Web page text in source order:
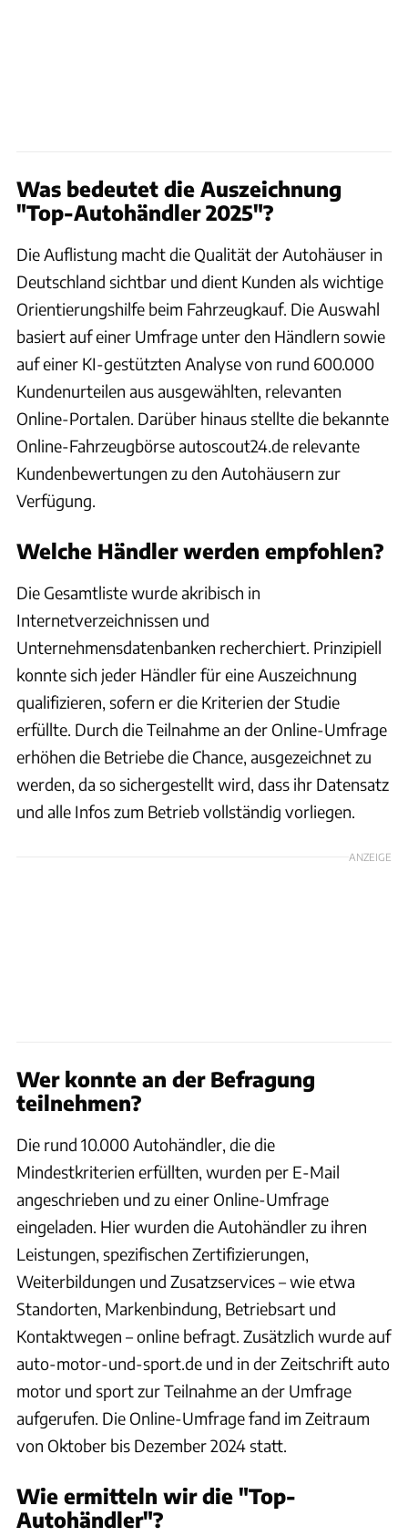
Was bedeutet die Auszeichnung
"Top-Autohändler 2025"?
Die Auflistung macht die Qualität der Autohäuser in
Deutschland sichtbar und dient Kunden als wichtige
Orientierungshilfe beim Fahrzeugkauf. Die Auswahl
basiert auf einer Umfrage unter den Händlern sowie
auf einer KI-gestützten Analyse von rund 600.000
Kundenurteilen aus ausgewählten, relevanten
Online-Portalen. Darüber hinaus stellte die bekannte
Online-Fahrzeugbörse autoscout24.de relevante
Kundenbewertungen zu den Autohäusern zur
Verfügung.
Welche Händler werden empfohlen?
Die Gesamtliste wurde akribisch in
Internetverzeichnissen und
Unternehmensdatenbanken recherchiert. Prinzipiell
konnte sich jeder Händler für eine Auszeichnung
qualifizieren, sofern er die Kriterien der Studie
erfüllte. Durch die Teilnahme an der Online-Umfrage
erhöhen die Betriebe die Chance, ausgezeichnet zu
werden, da so sichergestellt wird, dass ihr Datensatz
und alle Infos zum Betrieb vollständig vorliegen.
ANZEIGE
Wer konnte an der Befragung
teilnehmen?
Die rund 10.000 Autohändler, die die
Mindestkriterien erfüllten, wurden per E-Mail
angeschrieben und zu einer Online-Umfrage
eingeladen. Hier wurden die Autohändler zu ihren
Leistungen, spezifischen Zertifizierungen,
Weiterbildungen und Zusatzservices – wie etwa
Standorten, Markenbindung, Betriebsart und
Kontaktwegen – online befragt. Zusätzlich wurde auf
auto-motor-und-sport.de und in der Zeitschrift auto
motor und sport zur Teilnahme an der Umfrage
aufgerufen. Die Online-Umfrage fand im Zeitraum
von Oktober bis Dezember 2024 statt.
Wie ermitteln wir die "Top-
Autohändler"?